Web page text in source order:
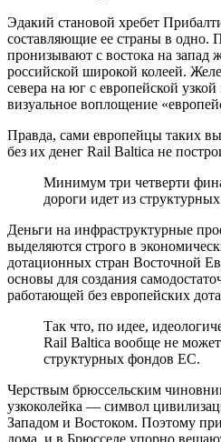
Эдакий становой хребет
составляющие ее страны в одно.
пронизывают с востока на запад
российской широкой колеей.
севера на юг с европейской
визуальное воплощение
Правда, сами европейцы таких
без их денег Rail Baltica не
Минимум три четверти
дороги идет из
Деньги на инфраструктурные
выделяются строго в
дотационных стран Восточной
основы для создания
работающей без европейских
Так что, по идее,
Rail Baltica вообще не может
структурных фондов ЕС.
Черствым брюссельским
узкоколейка — символ
Западом и Востоком. Поэтому
дома, и в Брюсселе упорно